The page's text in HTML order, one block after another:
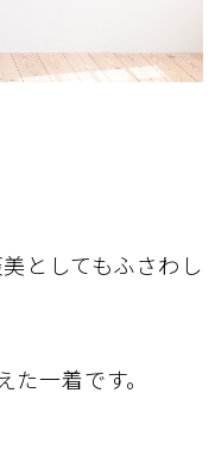
としてもふさわし
一着です。